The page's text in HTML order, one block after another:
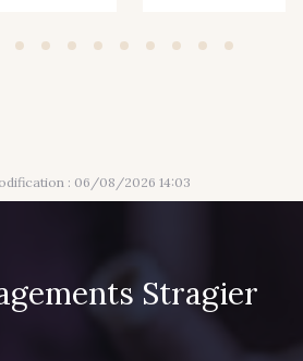
: 06/08/2026 14:03
Stragier